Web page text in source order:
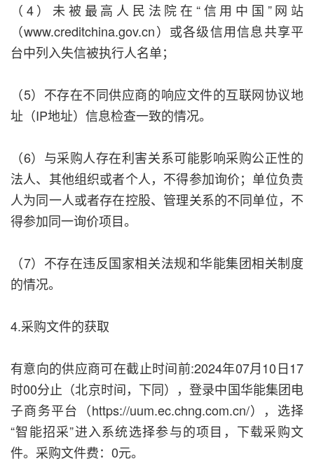
（4）未被最高人民法院在“信用中国”网站
（www.creditchina.gov.cn）或各级信用信息共享平
台中列入失信被执行人名单；
（5）不存在不同供应商的响应文件的互联网协议地
址（IP地址）信息检查一致的情况。
（6）与采购人存在利害关系可能影响采购公正性的
法人、其他组织或者个人，不得参加询价；单位负责
人为同一人或者存在控股、管理关系的不同单位，不
得参加同一询价项目。
（7）不存在违反国家相关法规和华能集团相关制度
的情况。
4.采购文件的获取
有意向的供应商可在截止时间前:2024年07月10日17
时00分止（北京时间，下同），登录中国华能集团电
子商务平台（https://uum.ec.chng.com.cn/），选择
“智能招采”进入系统选择参与的项目，下载采购文
件。采购文件费：0元。